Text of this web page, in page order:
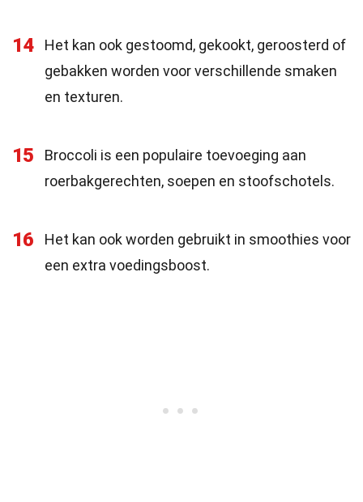
14
Het kan ook gestoomd, gekookt, geroosterd of
gebakken worden voor verschillende smaken
en texturen.
15
Broccoli is een populaire toevoeging aan
roerbakgerechten, soepen en stoofschotels.
16
Het kan ook worden gebruikt in smoothies voor
een extra voedingsboost.